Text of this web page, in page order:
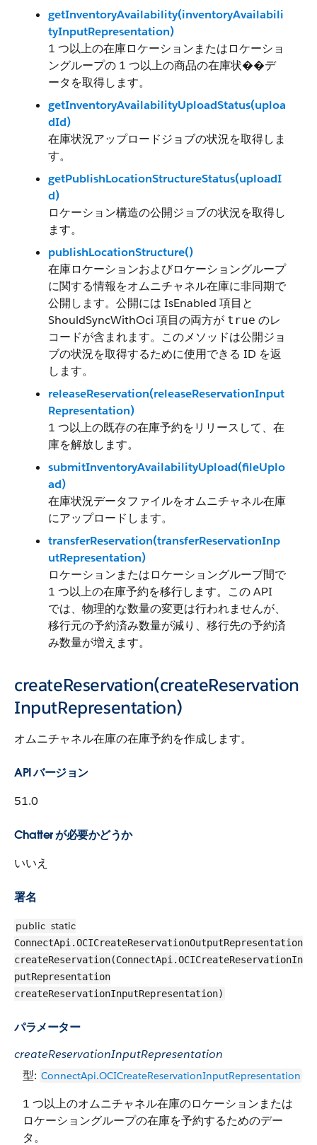
getInventoryAvailability(inventoryAvailabili
tyInputRepresentation)
1 つ以上の在庫ロケーションまたはロケーショ
ングループの 1 つ以上の商品の在庫状��デ
ータを取得します。
getInventoryAvailabilityUploadStatus(uploa
dId)
在庫状況アップロードジョブの状況を取得しま
す。
getPublishLocationStructureStatus(uploadI
d)
ロケーション構造の公開ジョブの状況を取得し
ます。
publishLocationStructure()
在庫ロケーションおよびロケーショングループ
に関する情報をオムニチャネル在庫に非同期で
公開します。公開には IsEnabled 項目と
ShouldSyncWithOci 項目の両方が true のレ
コードが含まれます。このメソッドは公開ジョ
ブの状況を取得するために使用できる ID を返
します。
releaseReservation(releaseReservationInput
Representation)
1 つ以上の既存の在庫予約をリリースして、在
庫を解放します。
submitInventoryAvailabilityUpload(fileUplo
ad)
在庫状況データファイルをオムニチャネル在庫
にアップロードします。
transferReservation(transferReservationInp
utRepresentation)
ロケーションまたはロケーショングループ間で
1 つ以上の在庫予約を移行します。この API
では、物理的な数量の変更は行われませんが、
移行元の予約済み数量が減り、移行先の予約済
み数量が増えます。
createReservation(createReservation
InputRepresentation)
オムニチャネル在庫の在庫予約を作成します。
API バージョン
51.0
Chatter が必要かどうか
いいえ
署名
public static
ConnectApi.OCICreateReservationOutputRepresentation
createReservation(ConnectApi.OCICreateReservationIn
putRepresentation
createReservationInputRepresentation)
パラメーター
createReservationInputRepresentation
型: ConnectApi.OCICreateReservationInputRepresentation
1 つ以上のオムニチャネル在庫のロケーションまたは
ロケーショングループの在庫を予約するためのデー
タ。